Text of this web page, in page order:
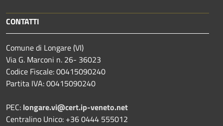
CONTATTI
Comune di Longare (VI)
Via G. Marconi n. 26- 36023
Codice Fiscale: 00415090240
Partita IVA: 00415090240
PEC: longare.vi@cert.ip-veneto.net
Centralino Unico: +36 0444 555012